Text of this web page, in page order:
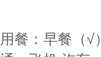
用餐：早餐（